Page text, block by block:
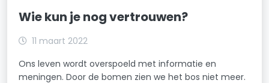
Wie kun je nog vertrouwen?
11 maart 2022
Ons leven wordt overspoeld met informatie en
meningen. Door de bomen zien we het bos niet meer.